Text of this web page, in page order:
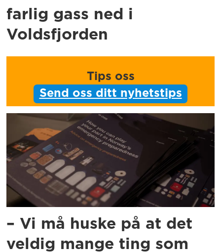
farlig gass ned i
Voldsfjorden
Tips oss
Send oss ditt nyhetstips
– Vi må huske på at det
veldig mange ting som